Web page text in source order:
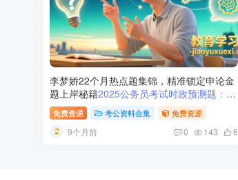
李梦娇22个月热点题集锦，精准锁定申论金
题上岸秘籍2025公务员考试时政预测题：李
梦娇2023-2024热点集锦，申论高分范文直
击核心
免费资源 考公资料合集 免费资源
9个月前 0 143 6